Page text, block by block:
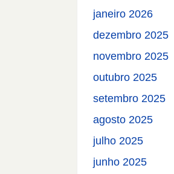
janeiro 2026
dezembro 2025
novembro 2025
outubro 2025
setembro 2025
agosto 2025
julho 2025
junho 2025